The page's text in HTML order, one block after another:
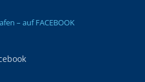
– auf FACEBOOK